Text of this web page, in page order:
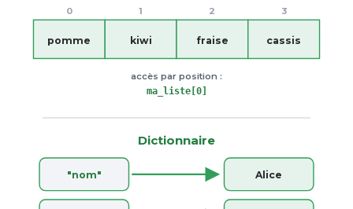
0 1 2 3
pomme kiwi fraise cassis
accès par position :
ma_liste[0]
Dictionnaire
"nom" Alice